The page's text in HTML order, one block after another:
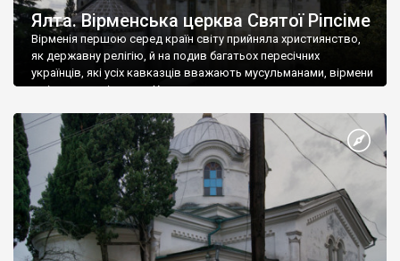
Ялта. Вірменська церква Святої Ріпсіме
Вірменія першою серед країн світу прийняла християнство,
як державну релігію, й на подив багатьох пересічних
українців, які усіх кавказців вважають мусульманами, вірмени
є відданими вірянами Христа